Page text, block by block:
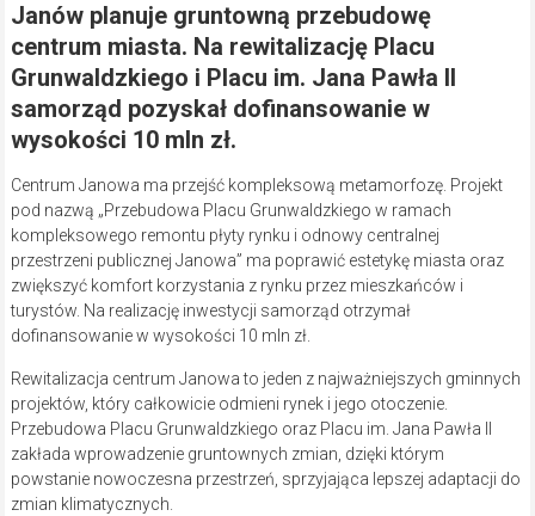
Janów planuje gruntowną przebudowę
centrum miasta. Na rewitalizację Placu
Grunwaldzkiego i Placu im. Jana Pawła II
samorząd pozyskał dofinansowanie w
wysokości 10 mln zł.
Centrum Janowa ma przejść kompleksową metamorfozę. Projekt
pod nazwą „Przebudowa Placu Grunwaldzkiego w ramach
kompleksowego remontu płyty rynku i odnowy centralnej
przestrzeni publicznej Janowa” ma poprawić estetykę miasta oraz
zwiększyć komfort korzystania z rynku przez mieszkańców i
turystów. Na realizację inwestycji samorząd otrzymał
dofinansowanie w wysokości 10 mln zł.
Rewitalizacja centrum Janowa to jeden z najważniejszych gminnych
projektów, który całkowicie odmieni rynek i jego otoczenie.
Przebudowa Placu Grunwaldzkiego oraz Placu im. Jana Pawła II
zakłada wprowadzenie gruntownych zmian, dzięki którym
powstanie nowoczesna przestrzeń, sprzyjająca lepszej adaptacji do
zmian klimatycznych.